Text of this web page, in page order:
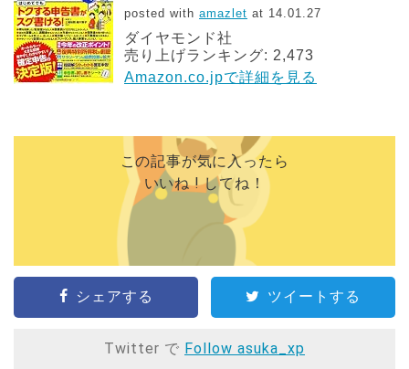
posted with amazlet at 14.01.27
ダイヤモンド社
売り上げランキング: 2,473
Amazon.co.jpで詳細を見る
この記事が気に入ったら
いいね ! してね！
シェアする ツイートする
Twitter で Follow asuka_xp